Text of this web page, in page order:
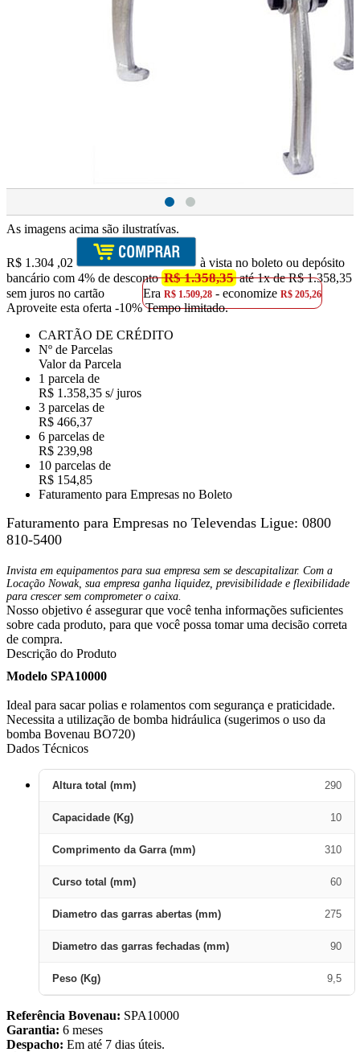
As imagens acima são ilustratívas.
R$ 1.304 ,02
à vista no boleto ou depósito
bancário com 4% de desconto R$ 1.358,35até 1x de R$ 1.358,35
sem juros no cartão
EraR$ 1.509,28 - economizeR$ 205,26
Aproveite esta oferta -10% Tempo limitado.
CARTÃO DE CRÉDITO
Nº de Parcelas
Valor da Parcela
1 parcela de
R$ 1.358,35 s/ juros
3 parcelas de
R$ 466,37
6 parcelas de
R$ 239,98
10 parcelas de
R$ 154,85
Faturamento para Empresas no Boleto
Faturamento para Empresas no Televendas Ligue: 0800
810-5400
Invista em equipamentos para sua empresa sem se descapitalizar. Com a
Locação Nowak, sua empresa ganha liquidez, previsibilidade e flexibilidade
para crescer sem comprometer o caixa.
Nosso objetivo é assegurar que você tenha informações suficientes
sobre cada produto, para que você possa tomar uma decisão correta
de compra.
Descrição do Produto
Modelo SPA10000
Ideal para sacar polias e rolamentos com segurança e praticidade.
Necessita a utilização de bomba hidráulica (sugerimos o uso da
bomba Bovenau BO720)
Dados Técnicos
Altura total (mm) 290
Capacidade (Kg) 10
Comprimento da Garra (mm) 310
Curso total (mm) 60
Diametro das garras abertas (mm) 275
Diametro das garras fechadas (mm) 90
Peso (Kg) 9,5
Referência Bovenau: SPA10000
Garantia: 6 meses
Despacho: Em até 7 dias úteis.